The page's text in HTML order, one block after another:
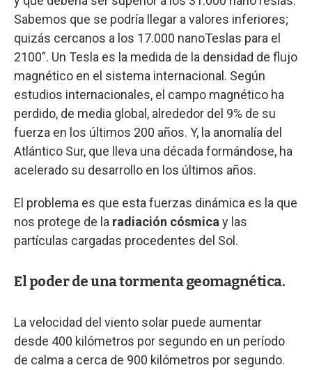
Sabemos que se podría llegar a valores inferiores;
quizás cercanos a los 17.000 nanoTeslas para el
2100”. Un Tesla es la medida de la densidad de flujo
magnético en el sistema internacional. Según
estudios internacionales, el campo magnético ha
perdido, de media global, alrededor del 9% de su
fuerza en los últimos 200 años. Y, la anomalía del
Atlántico Sur, que lleva una década formándose, ha
acelerado su desarrollo en los últimos años.
El problema es que esta fuerzas dinámica es la que
nos protege de la radiación cósmica y las
partículas cargadas procedentes del Sol.
El poder de una tormenta geomagnética.
La velocidad del viento solar puede aumentar
desde 400 kilómetros por segundo en un período
de calma a cerca de 900 kilómetros por segundo.